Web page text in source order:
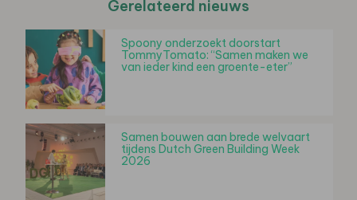
Gerelateerd nieuws
Spoony onderzoekt doorstart
TommyTomato: “Samen maken we
van ieder kind een groente-eter”
Samen bouwen aan brede welvaart
tijdens Dutch Green Building Week
2026